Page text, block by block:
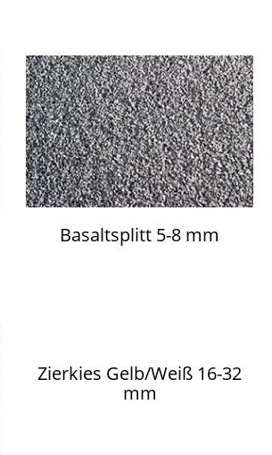
Basaltsplitt 5-8 mm
Zierkies Gelb/Weiß 16-32
mm